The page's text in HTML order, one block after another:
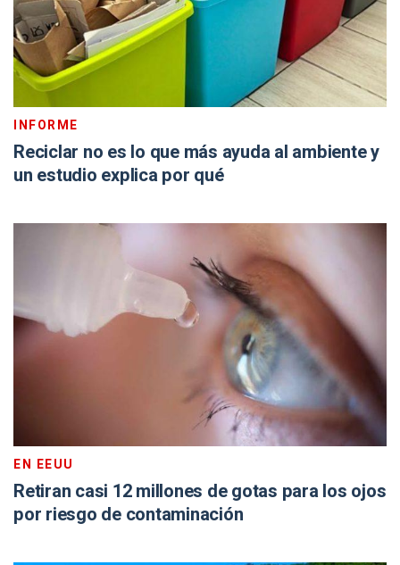
INFORME
Reciclar no es lo que más ayuda al ambiente y
un estudio explica por qué
EN EEUU
Retiran casi 12 millones de gotas para los ojos
por riesgo de contaminación